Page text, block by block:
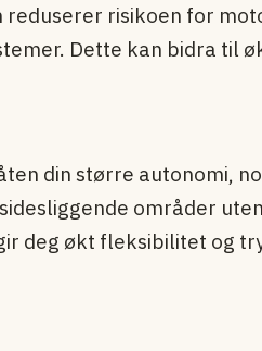
reduserer risikoen for
Dette kan bidra til
din større autonomi,
områder
deg økt fleksibilitet og